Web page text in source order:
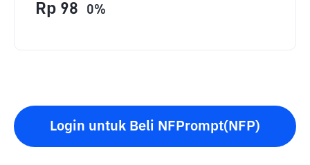
Rp 98 0%
Login untuk Beli NFPrompt(NFP)